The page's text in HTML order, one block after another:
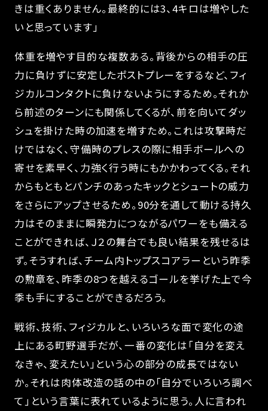
きは重くありません。最終的には3、4キロは増やした
いと思っています」
体重を増やす目的な複数ある。背後からの相手の圧
力に負けずに安定したポストプレーをするなど、フィ
ジカルコンタクトに負けないようにするため。それか
ら前述のターンにも関係してくるが、前を向いてダッ
シュを掛けた時の加速を増すため。これは攻撃時だ
けではなく、守備時のプレスの際に相手ボールへの
寄せを素早く、力強く行う時にもかかわってくる。それ
からもともとパンチのあったキックとシュートの威力
をさらにアップさせるため。90分を通して動ける持久
力はそのままに瞬発力につながるパワーをも備える
ことができれば、Ｊ２の舞台でも良い結果を残せるは
ず。そうすれば、チーム内トップスコアラーという昨季
の勲章を、昨季の8つを越えるゴールを挙げた上で今
季も手にすることができるだろう。
戦術、技術、フィジカルと、いろいろな面で変化の途
上にある町野選手だが、一番の変化は「自分を変え
なきゃ、変えたい」という心の部分の成長ではない
か。それは肉体改造の話の中の「自分でいろいろ調べ
て」という言葉に表れているように思う。人に言われ